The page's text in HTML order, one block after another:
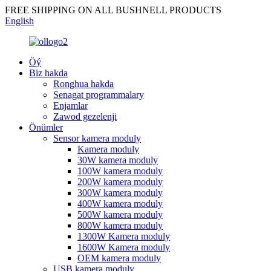
FREE SHIPPING ON ALL BUSHNELL PRODUCTS
English
Öý
Biz hakda
Ronghua hakda
Senagat programmalary
Enjamlar
Zawod gezelenji
Önümler
Sensor kamera moduly
Kamera moduly
30W kamera moduly
100W kamera moduly
200W kamera moduly
300W kamera moduly
400W kamera moduly
500W kamera moduly
800W kamera moduly
1300W Kamera moduly
1600W Kamera moduly
OEM kamera moduly
USB kamera moduly